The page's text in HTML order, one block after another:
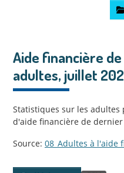
Aide financière
adultes, juillet
Statistiques sur les adultes
d'aide financière de
Source: 08_Adultes à l'aide